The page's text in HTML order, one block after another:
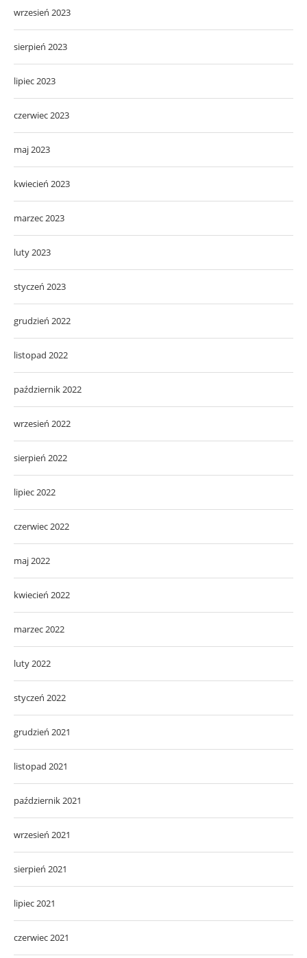
wrzesień 2023
sierpień 2023
lipiec 2023
czerwiec 2023
maj 2023
kwiecień 2023
marzec 2023
luty 2023
styczeń 2023
grudzień 2022
listopad 2022
październik 2022
wrzesień 2022
sierpień 2022
lipiec 2022
czerwiec 2022
maj 2022
kwiecień 2022
marzec 2022
luty 2022
styczeń 2022
grudzień 2021
listopad 2021
październik 2021
wrzesień 2021
sierpień 2021
lipiec 2021
czerwiec 2021